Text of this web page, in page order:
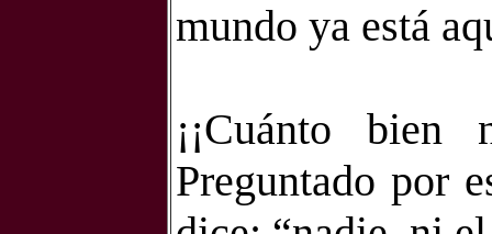
mundo ya está
¡¡Cuánto bien
Preguntado por